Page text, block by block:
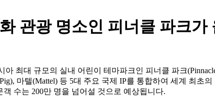
관광 명소인 피너클 파크
최대 규모의 실내 어린이 테마파크인 피너클 파크
마텔(Mattel) 등 5대 주요 국제 IP를 통합하여 세계 최초
수는 200만 명을 넘어설 것으로 예상됩니다.